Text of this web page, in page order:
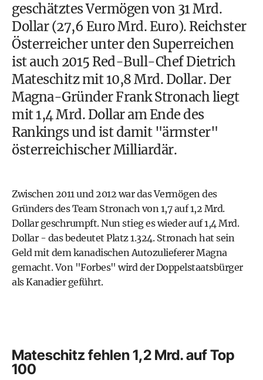
geschätztes Vermögen von 31 Mrd.
Dollar (27,6 Euro Mrd. Euro). Reichster
Österreicher unter den Superreichen
ist auch 2015 Red-Bull-Chef Dietrich
Mateschitz mit 10,8 Mrd. Dollar. Der
Magna-Gründer Frank Stronach liegt
mit 1,4 Mrd. Dollar am Ende des
Rankings und ist damit "ärmster"
österreichischer Milliardär.
Zwischen 2011 und 2012 war das Vermögen des
Gründers des Team Stronach von 1,7 auf 1,2 Mrd.
Dollar geschrumpft. Nun stieg es wieder auf 1,4 Mrd.
Dollar - das bedeutet Platz 1.324. Stronach hat sein
Geld mit dem kanadischen Autozulieferer Magna
gemacht. Von "Forbes" wird der Doppelstaatsbürger
als Kanadier geführt.
Mateschitz fehlen 1,2 Mrd. auf Top
100